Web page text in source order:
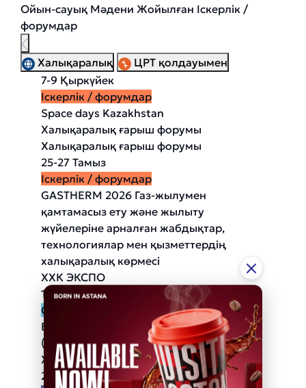
Ойын-сауық Мәдени Жойылған Іскерлік /
форумдар
Халықаралық
ЦРТ қолдауымен
7-9 Қыркүйек
Іскерлік / форумдар
Space days Kazakhstan
Халықаралық ғарыш форумы
Халықаралық ғарыш форумы
25-27 Тамыз
Іскерлік / форумдар
GASTHERM 2026 Газ-жылумен
қамтамасыз ету және жылыту
жүйелеріне арналған жабдықтар,
технологиялар мен қызметтердің
халықаралық көрмесі
ХХК ЭКСПО
1-18 Шілде
Спорттық
Болашақ ойындары 2026
(Games of the Future 2026)
Халықаралық көп спорттық турнир
21-28 Маусым